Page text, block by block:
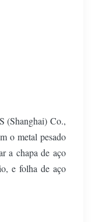
(Shanghai) Co.,
o metal pesado
a chapa de aço
e folha de aço